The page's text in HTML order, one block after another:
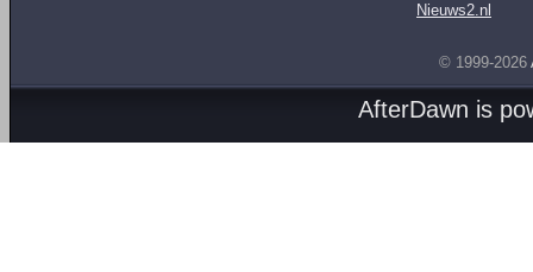
Nieuws2.nl
© 1999-2026
AfterDawn is